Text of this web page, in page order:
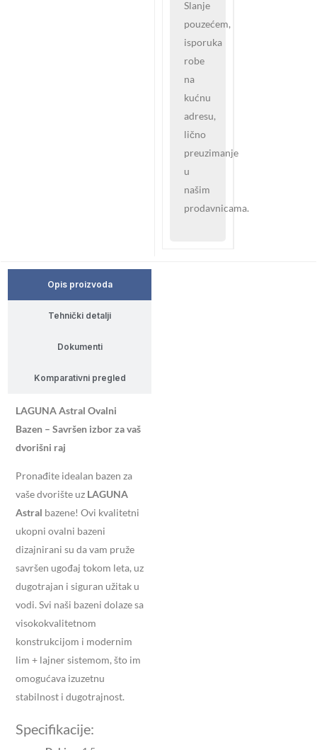
Slanje
pouzećem,
isporuka
robe
na
kućnu
adresu,
lično
preuzimanje
u
našim
prodavnicama.
Opis proizvoda
Tehnički detalji
Dokumenti
Komparativni pregled
LAGUNA Astral Ovalni
Bazen – Savršen izbor za vaš
dvorišni raj
Pronađite idealan bazen za
vaše dvorište uz LAGUNA
Astral bazene! Ovi kvalitetni
ukopni ovalni bazeni
dizajnirani su da vam pruže
savršen ugođaj tokom leta, uz
dugotrajan i siguran užitak u
vodi. Svi naši bazeni dolaze sa
visokokvalitetnom
konstrukcijom i modernim
lim + lajner sistemom, što im
omogućava izuzetnu
stabilnost i dugotrajnost.
Specifikacije: